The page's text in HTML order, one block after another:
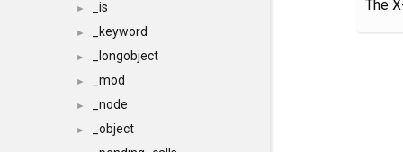
► _is
► _keyword
► _longobject
► _mod
► _node
► _object
The